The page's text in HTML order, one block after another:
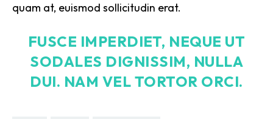
quam at, euismod sollicitudin erat.
FUSCE IMPERDIET, NEQUE UT
SODALES DIGNISSIM, NULLA
DUI. NAM VEL TORTOR ORCI.